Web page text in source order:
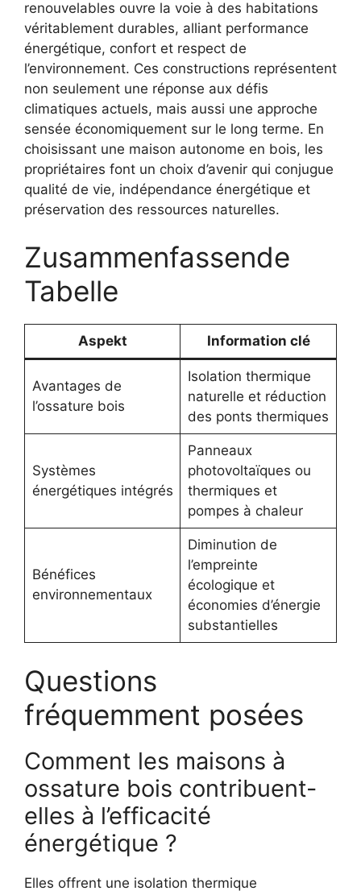
renouvelables ouvre la voie à des habitations
véritablement durables, alliant performance
énergétique, confort et respect de
l’environnement. Ces constructions représentent
non seulement une réponse aux défis
climatiques actuels, mais aussi une approche
sensée économiquement sur le long terme. En
choisissant une maison autonome en bois, les
propriétaires font un choix d’avenir qui conjugue
qualité de vie, indépendance énergétique et
préservation des ressources naturelles.
Zusammenfassende
Tabelle
Aspekt Information clé
Avantages de
l’ossature bois
Isolation thermique
naturelle et réduction
des ponts thermiques
Systèmes
énergétiques intégrés
Panneaux
photovoltaïques ou
thermiques et
pompes à chaleur
Bénéfices
environnementaux
Diminution de
l’empreinte
écologique et
économies d’énergie
substantielles
Questions
fréquemment posées
Comment les maisons à
ossature bois contribuent-
elles à l’efficacité
énergétique ?
Elles offrent une isolation thermique